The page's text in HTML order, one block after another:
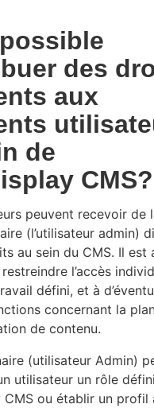
des
aux
de
CMS?
peuvent recevoir de
(l’utilisateur admin)
au sein du CMS. Il est
l’accès
défini, et à
concernant la
de contenu.
(utilisateur Admin)
utilisateur un rôle
CMS ou établir un profil